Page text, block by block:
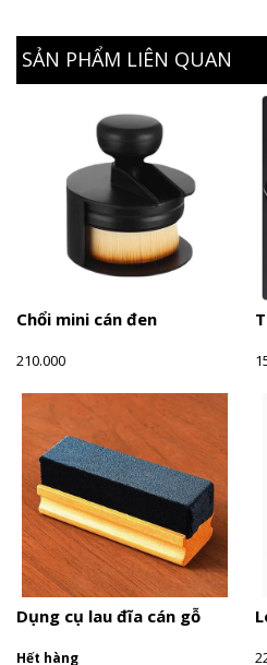
SẢN PHẨM LIÊN QUAN
Chổi mini cán đen
210.000
Dụng cụ lau đĩa cán gỗ
Hết hàng